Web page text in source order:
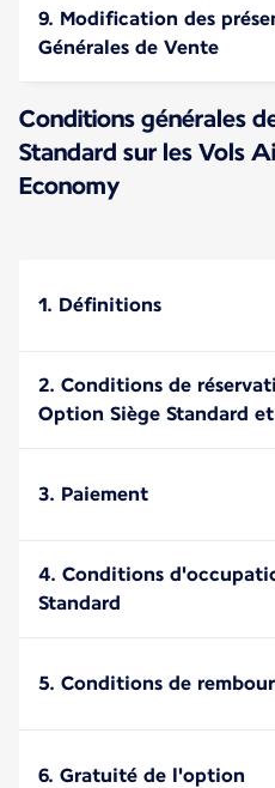
9. Modification des
Générales de Vente
Conditions générales
Standard sur les Vols
Economy
1. Définitions
2. Conditions de
Option Siège Standard
3. Paiement
4. Conditions
Standard
5. Conditions de
6. Gratuité de l'option